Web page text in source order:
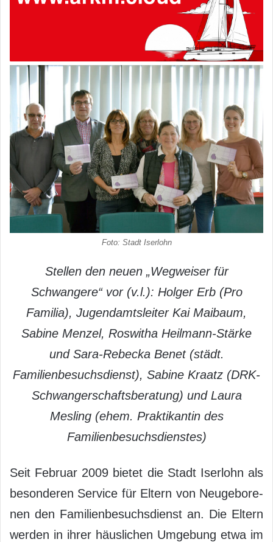
Foto: Stadt Iserlohn
Stellen den neuen „Wegweiser für
Schwangere“ vor (v.l.): Holger Erb (Pro
Familia), Jugendamtsleiter Kai Maibaum,
Sabine Menzel, Roswitha Heilmann-Stärke
und Sara-Rebecka Benet (städt.
Familienbesuchsdienst), Sabine Kraatz (DRK-
Schwangerschaftsberatung) und Laura
Mesling (ehem. Praktikantin des
Familienbesuchsdienstes)
Seit Februar 2009 bietet die Stadt Iserlohn als
besonderen Service für Eltern von Neugebore­
nen den Familienbesuchsdienst an. Die Eltern
werden in ihrer häuslichen Umgebung etwa im